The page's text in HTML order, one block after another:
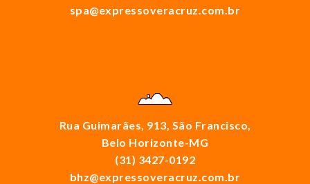
spa@expressoveracruz.com.br
Rua Guimarães, 913, São Francisco,
Belo Horizonte-MG
(31) 3427-0192
bhz@expressoveracruz.com.br